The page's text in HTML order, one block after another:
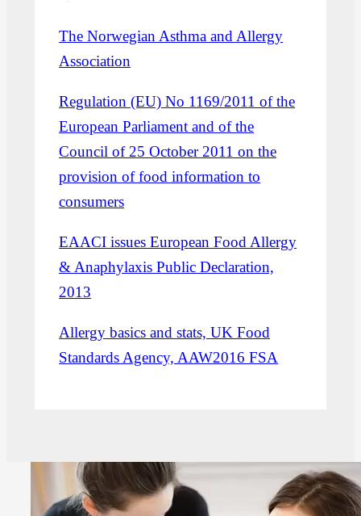
The Norwegian Asthma and Allergy
Association
Regulation (EU) No 1169/2011 of the
European Parliament and of the
Council of 25 October 2011 on the
provision of food information to
consumers
EAACI issues European Food Allergy
& Anaphylaxis Public Declaration,
2013
Allergy basics and stats, UK Food
Standards Agency, AAW2016 FSA